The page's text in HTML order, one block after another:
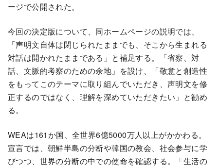
ージで公開された。
今回の決定版について、同ホームページの説明では、
「声明文自体は閉じられたままでも、そこから生まれる
対話は開かれたままである」と補足する。「省察、対
話、文脈的考察のための余地」を設け、「敬意と創造性
をもってこのテーマに取り組んでいただき、声明文を修
正するのではなく、理解を深めていただきたい」と勧め
る。
WEAは161か国、全世界6億5000万人以上がかかわる。
宣言では、朝鮮半島の分断や韓国の教会、社会参与に学
びつつ、世界の分断の中での使命を確認する。「生活の